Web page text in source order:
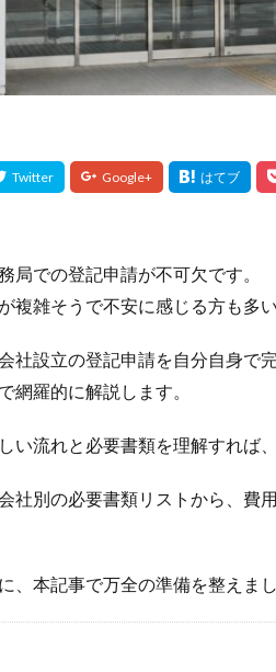
局での登記申請が不可欠です。
複雑そうで不安に感じる方も多
社設立の登記申請を自分自身で
網羅的に解説します。
い流れと必要書類を理解すれば
社別の必要書類リストから、費
、本記事で万全の準備を整えまし